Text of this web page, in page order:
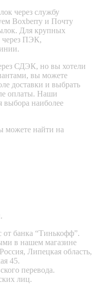
через службу
Boxberry и Почту
Для крупных
через ПЭК,
СДЭК, но вы хотели
вы можете
доставки и выбрать
оплаты. Наши
выбора наиболее
можете найти на
от банка “Тинькофф”.
в нашем магазине
Липецкая область,
45.
перевода.
лиц.